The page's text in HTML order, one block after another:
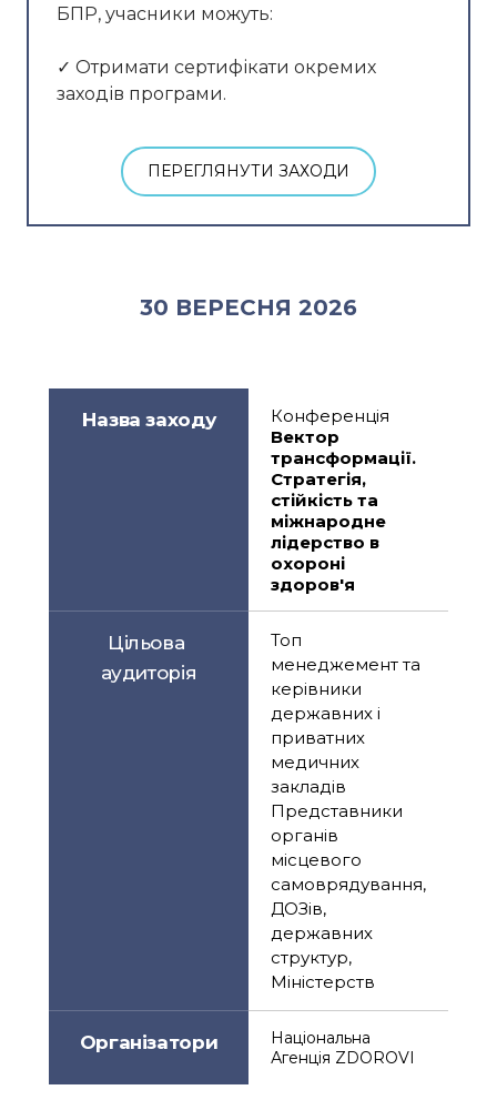
БПР, учасники можуть:
✓ Отримати сертифікати окремих
заходів програми.
ПЕРЕГЛЯНУТИ ЗАХОДИ
30 ВЕРЕСНЯ 2026
Назва заходу
Конференція
Вектор
трансформації.
Стратегія,
стійкість та
міжнародне
лідерство в
охороні
здоров'я
Цільова
аудиторія
Топ
менеджемент та
керівники
державних і
приватних
медичних
закладів
Представники
органів
місцевого
самоврядування,
ДОЗів,
державних
структур,
Міністерств
Організатори
Національна
Агенція ZDOROVI